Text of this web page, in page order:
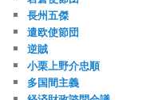
長州五傑
遣欧使節団
逆賊
小栗上野介忠順
多国間主義